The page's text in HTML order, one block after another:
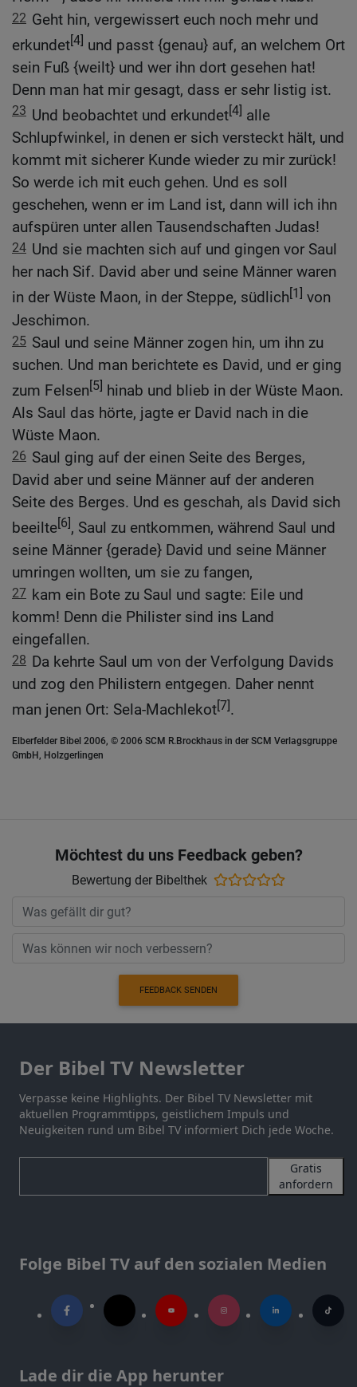
22 Geht hin, vergewissert euch noch mehr und
erkundet[4] und passt {genau} auf, an welchem Ort
sein Fuß {weilt} und wer ihn dort gesehen hat!
Denn man hat mir gesagt, dass er sehr listig ist.
23 Und beobachtet und erkundet[4] alle
Schlupfwinkel, in denen er sich versteckt hält, und
kommt mit sicherer Kunde wieder zu mir zurück!
So werde ich mit euch gehen. Und es soll
geschehen, wenn er im Land ist, dann will ich ihn
aufspüren unter allen Tausendschaften Judas!
24 Und sie machten sich auf und gingen vor Saul
her nach Sif. David aber und seine Männer waren
in der Wüste Maon, in der Steppe, südlich[1] von
Jeschimon.
25 Saul und seine Männer zogen hin, um ihn zu
suchen. Und man berichtete es David, und er ging
zum Felsen[5] hinab und blieb in der Wüste Maon.
Als Saul das hörte, jagte er David nach in die
Wüste Maon.
26 Saul ging auf der einen Seite des Berges,
David aber und seine Männer auf der anderen
Seite des Berges. Und es geschah, als David sich
beeilte[6], Saul zu entkommen, während Saul und
seine Männer {gerade} David und seine Männer
umringen wollten, um sie zu fangen,
27 kam ein Bote zu Saul und sagte: Eile und
komm! Denn die Philister sind ins Land
eingefallen.
28 Da kehrte Saul um von der Verfolgung Davids
und zog den Philistern entgegen. Daher nennt
man jenen Ort: Sela-Machlekot[7].
Elberfelder Bibel 2006, © 2006 SCM R.Brockhaus in der SCM Verlagsgruppe
GmbH, Holzgerlingen
Möchtest du uns Feedback geben?
Bewertung der Bibelthek
FEEDBACK SENDEN
Der Bibel TV Newsletter
Verpasse keine Highlights. Der Bibel TV Newsletter mit
aktuellen Programmtipps, geistlichem Impuls und
Neuigkeiten rund um Bibel TV informiert Dich jede Woche.
Gratis
anfordern
Folge Bibel TV auf den sozialen Medien
Lade dir die App herunter